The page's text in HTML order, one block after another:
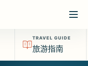
TRAVEL GUIDE
旅游指南